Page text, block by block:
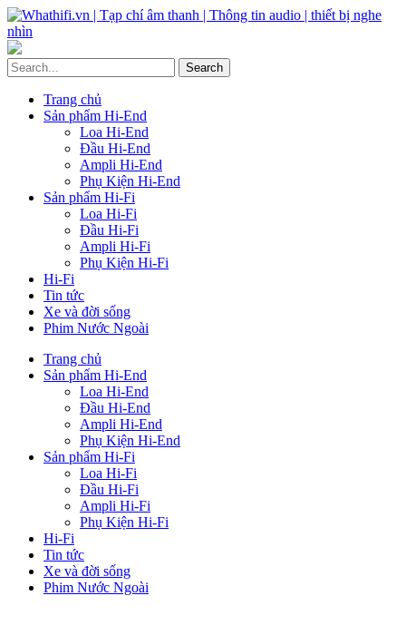
Trang chủ
Sản phẩm Hi-End
Loa Hi-End
Đầu Hi-End
Ampli Hi-End
Phụ Kiện Hi-End
Sản phẩm Hi-Fi
Loa Hi-Fi
Đầu Hi-Fi
Ampli Hi-Fi
Phụ Kiện Hi-Fi
Hi-Fi
Tin tức
Xe và đời sống
Phim Nước Ngoài
Trang chủ
Sản phẩm Hi-End
Loa Hi-End
Đầu Hi-End
Ampli Hi-End
Phụ Kiện Hi-End
Sản phẩm Hi-Fi
Loa Hi-Fi
Đầu Hi-Fi
Ampli Hi-Fi
Phụ Kiện Hi-Fi
Hi-Fi
Tin tức
Xe và đời sống
Phim Nước Ngoài